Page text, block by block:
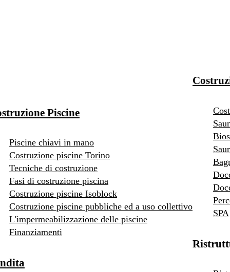
Piscine
Piscine chiavi in mano
Costruzione piscine Torino
Tecniche di costruzione
Fasi di costruzione piscina
Costruzione piscine Isoblock
Costruzione piscine pubbliche ed a uso collettivo
L'impermeabilizzazione delle piscine
Finanziamenti
SPA